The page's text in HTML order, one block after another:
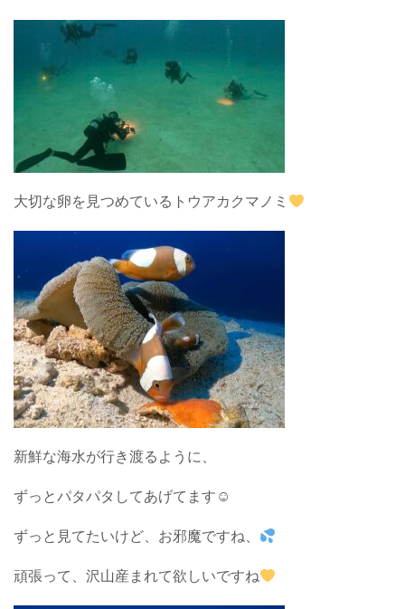
大切な卵を見つめているトウアカクマノミ
新鮮な海水が行き渡るように、
ずっとパタパタしてあげてます☺︎
ずっと見てたいけど、お邪魔ですね、
頑張って、沢山産まれて欲しいですね